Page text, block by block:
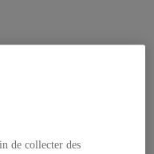
de collecter des